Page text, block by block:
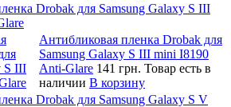
Drobak для Samsung Galaxy S III
Антибликовая пленка Drobak для
Samsung Galaxy S III mini I8190
Anti-Glare 141 грн. Товар есть в
наличии В корзину
Drobak для Samsung Galaxy S V